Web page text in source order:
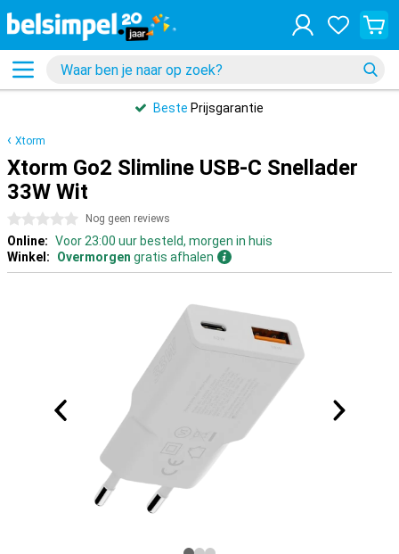
Beste Prijsgarantie
Xtorm
Xtorm Go2 Slimline USB-C Snellader
33W Wit
0 sterren Nog geen reviews
Online: Voor 23:00 uur besteld, morgen in huis
Winkel:
Overmorgen gratis afhalen